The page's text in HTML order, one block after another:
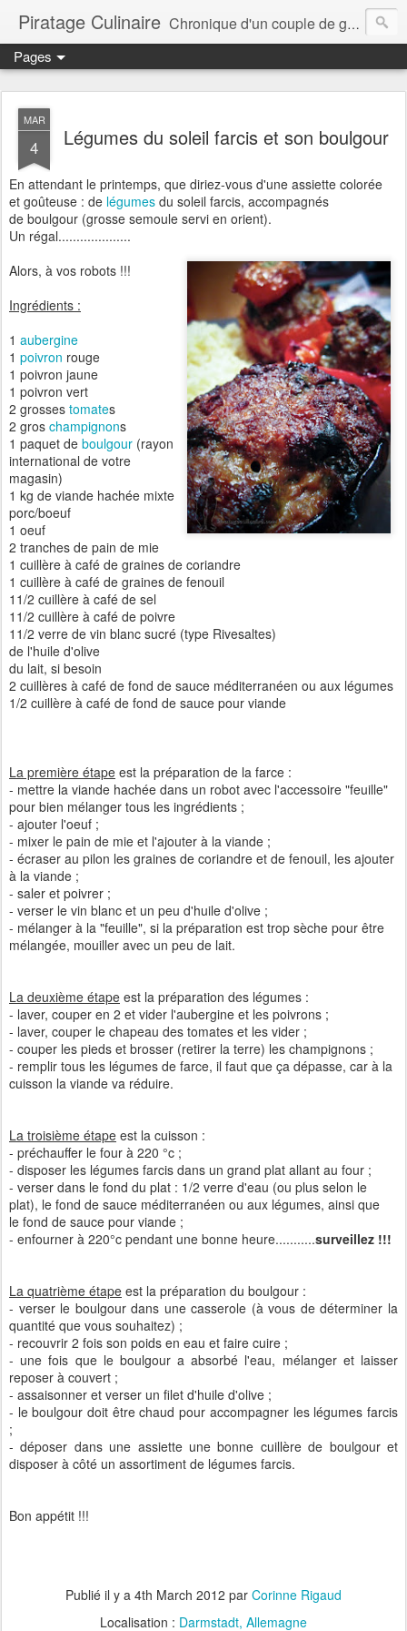
Piratage Culinaire Chronique d'un couple de gourmands
Pages
MAR
4 Légumes du soleil farcis et son boulgour
En attendant le printemps, que diriez-vous d'une assiette colorée
et goûteuse : de légumes du soleil farcis, accompagnés
de boulgour (grosse semoule servi en orient).
Un régal....................
Alors, à vos robots !!!
Ingrédients :
1 aubergine
1 poivron rouge
1 poivron jaune
1 poivron vert
2 grosses tomates
2 gros champignons
1 paquet de boulgour (rayon
international de votre
magasin)
1 kg de viande hachée mixte
porc/boeuf
1 oeuf
2 tranches de pain de mie
1 cuillère à café de graines de coriandre
1 cuillère à café de graines de fenouil
11/2 cuillère à café de sel
11/2 cuillère à café de poivre
11/2 verre de vin blanc sucré (type Rivesaltes)
de l'huile d'olive
du lait, si besoin
2 cuillères à café de fond de sauce méditerranéen ou aux légumes
1/2 cuillère à café de fond de sauce pour viande
La première étape est la préparation de la farce :
- mettre la viande hachée dans un robot avec l'accessoire "feuille"
pour bien mélanger tous les ingrédients ;
- ajouter l'oeuf ;
- mixer le pain de mie et l'ajouter à la viande ;
- écraser au pilon les graines de coriandre et de fenouil, les ajouter
à la viande ;
- saler et poivrer ;
- verser le vin blanc et un peu d'huile d'olive ;
- mélanger à la "feuille", si la préparation est trop sèche pour être
mélangée, mouiller avec un peu de lait.
La deuxième étape est la préparation des légumes :
- laver, couper en 2 et vider l'aubergine et les poivrons ;
- laver, couper le chapeau des tomates et les vider ;
- couper les pieds et brosser (retirer la terre) les champignons ;
- remplir tous les légumes de farce, il faut que ça dépasse, car à la
cuisson la viande va réduire.
La troisième étape est la cuisson :
- préchauffer le four à 220 °c ;
- disposer les légumes farcis dans un grand plat allant au four ;
- verser dans le fond du plat : 1/2 verre d'eau (ou plus selon le
plat), le fond de sauce méditerranéen ou aux légumes, ainsi que
le fond de sauce pour viande ;
- enfourner à 220°c pendant une bonne heure...........surveillez !!!
La quatrième étape est la préparation du boulgour :
- verser le boulgour dans une casserole (à vous de déterminer la
quantité que vous souhaitez) ;
- recouvrir 2 fois son poids en eau et faire cuire ;
- une fois que le boulgour a absorbé l'eau, mélanger et laisser
reposer à couvert ;
- assaisonner et verser un filet d'huile d'olive ;
- le boulgour doit être chaud pour accompagner les légumes farcis
;
- déposer dans une assiette une bonne cuillère de boulgour et
disposer à côté un assortiment de légumes farcis.
Bon appétit !!!
Publié il y a 4th March 2012 par Corinne Rigaud
Localisation : Darmstadt, Allemagne